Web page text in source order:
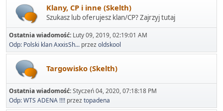
Klany, CP i inne (Skelth)
Szukasz lub oferujesz klan/CP? Zajrzyj tutaj
Ostatnia wiadomość: Luty 09, 2019, 02:19:01 AM
Odp: Polski klan AxxisSh... przezoldskool
Targowisko (Skelth)
Ostatnia wiadomość:Styczeń 04, 2020, 07:18:18 PM
Odp: WTS ADENA !!!! przeztopadena